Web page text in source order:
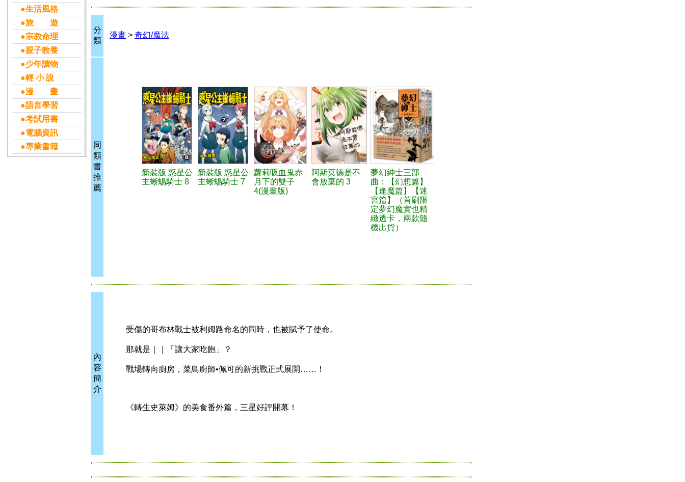
●生活風格
●旅 遊
●宗教命理
●親子教養
●少年讀物
●輕 小 說
●漫 畫
●語言學習
●考試用書
●電腦資訊
●專業書籍
分
類
漫畫 > 奇幻/魔法
同
類
書
推
薦
新裝版 惑星公
主蜥蜴騎士 8
新裝版 惑星公
主蜥蜴騎士 7
蘿莉吸血鬼赤
月下的雙子
4(漫畫版)
阿斯莫德是不
會放棄的 3
夢幻紳士三部
曲：【幻想篇】
【逢魔篇】【迷
宮篇】（首刷限
定夢幻魔實也精
緻透卡，兩款隨
機出貨）
內
容
簡
介
受傷的哥布林戰士被利姆路命名的同時，也被賦予了使命。
那就是｜｜「讓大家吃飽」？
戰場轉向廚房，菜鳥廚師•佩可的新挑戰正式展開……！
《轉生史萊姆》的美食番外篇，三星好評開幕！